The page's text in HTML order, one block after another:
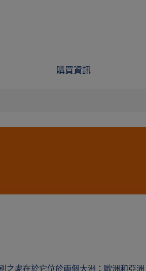
購買資訊
之處在於它位於兩個大洲：歐洲和亞